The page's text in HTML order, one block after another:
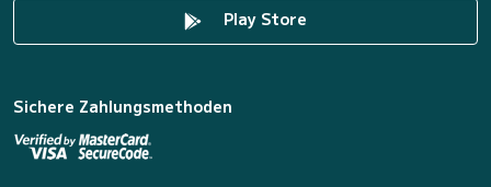
Play Store
Sichere Zahlungsmethoden